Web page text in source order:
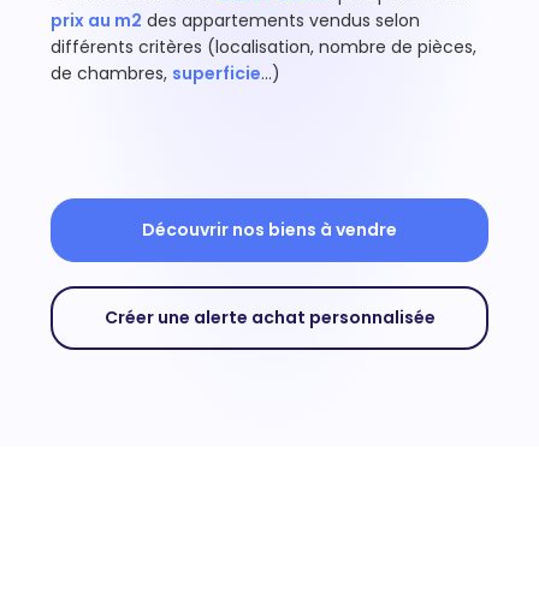
prix au m2 des appartements vendus selon
différents critères (localisation, nombre de pièces,
de chambres, superficie…)
Découvrir nos biens à vendre
Créer une alerte achat personnalisée